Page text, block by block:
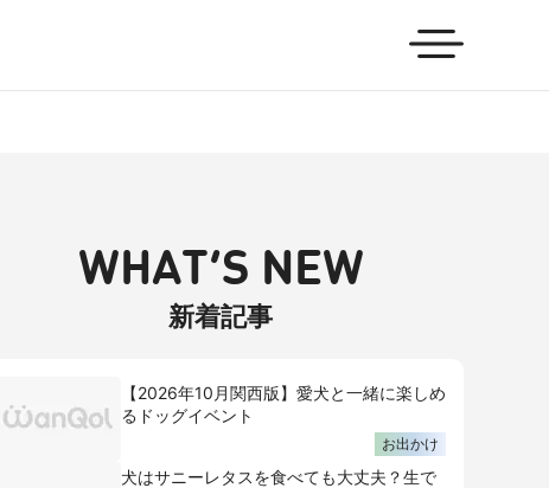
WHAT’S NEW
新着記事
【2026年10月関西版】愛犬と一緒に楽しめ
るドッグイベント
お出かけ
犬はサニーレタスを食べても大丈夫？生で